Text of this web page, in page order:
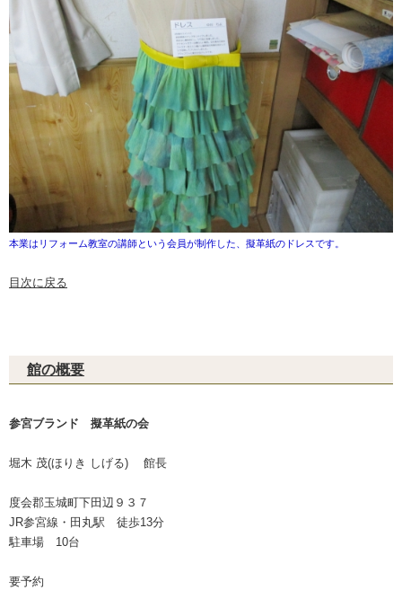
本業はリフォーム教室の講師という会員が制作した、擬革紙のドレスです。
目次に戻る
館の概要
参宮ブランド 擬革紙の会
堀木 茂(ほりき しげる) 館長
度会郡玉城町下田辺９３７
JR参宮線・田丸駅 徒歩13分
駐車場 10台
要予約